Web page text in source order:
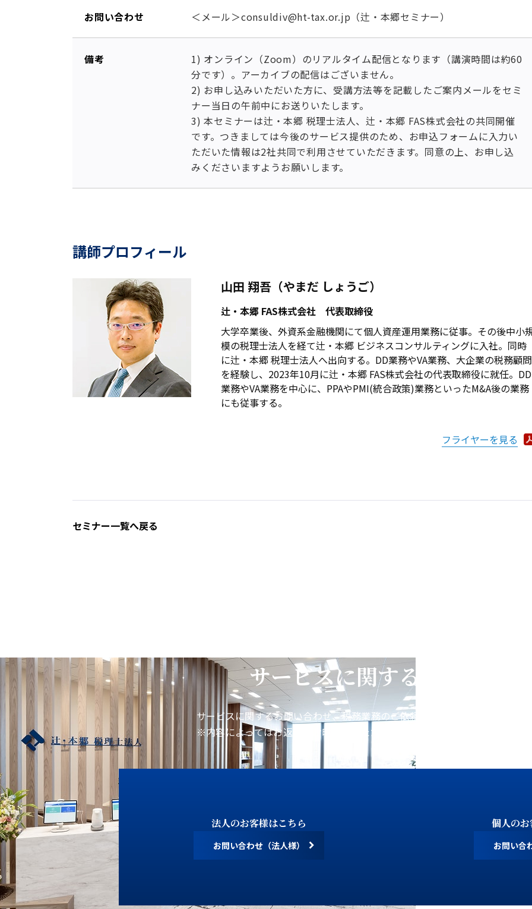
お問い合わせ ＜メール＞consuldiv@ht-tax.or.jp（辻・本郷セミナー）
備考
1) オンライン（Zoom）のリアルタイム配信となります（講演時間は約60
分です）。アーカイブの配信はございません。
2) お申し込みいただいた方に、受講方法等を記載したご案内メールをセミ
ナー当日の午前中にお送りいたします。
3) 本セミナーは辻・本郷 税理士法人、辻・本郷 FAS株式会社の共同開催
です。つきましては今後のサービス提供のため、お申込フォームに入力い
ただいた情報は2社共同で利用させていただきます。同意の上、お申し込
みくださいますようお願いします。
講師プロフィール
山田 翔吾（やまだ しょうご）
辻・本郷 FAS株式会社 代表取締役
大学卒業後、外資系金融機関にて個人資産運用業務に従事。その後中小
模の税理士法人を経て辻・本郷 ビジネスコンサルティングに入社。同時
に辻・本郷 税理士法人へ出向する。DD業務やVA業務、大企業の税務顧問
を経験し、2023年10月に辻・本郷 FAS株式会社の代表取締役に就任。DD
業務やVA業務を中心に、PPAやPMI(統合政策)業務といったM&A後の業務
にも従事する。
フライヤーを見る
セミナー一覧へ戻る
サービスに関するお問い合
サービスに関するお問い合わせ、税務業務のご依頼などをお受けしておりま
※内容によってはお返事にお時間をいただく場合がございます。あらかじめ
法人のお客様はこちら
お問い合わせ（法人様）
個人の
お問い合